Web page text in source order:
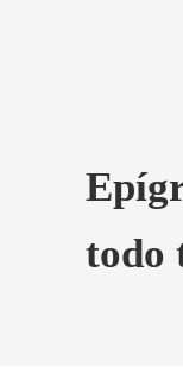
todo